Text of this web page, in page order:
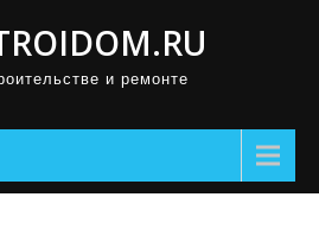
и ремонте